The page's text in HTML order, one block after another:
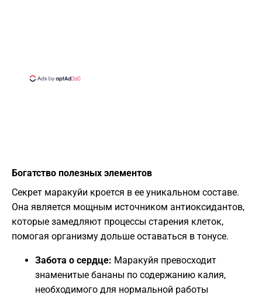
Богатство полезных элементов
Секрет маракуйи кроется в ее уникальном составе.
Она является мощным источником антиоксидантов,
которые замедляют процессы старения клеток,
помогая организму дольше оставаться в тонусе.
Забота о сердце: Маракуйя превосходит
знаменитые бананы по содержанию калия,
необходимого для нормальной работы